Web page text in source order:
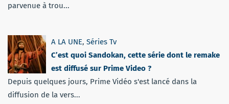
parvenue à trou...
A LA UNE, Séries Tv
C’est quoi Sandokan, cette série dont le remake
est diffusé sur Prime Video ?
Depuis quelques jours, Prime Vidéo s'est lancé dans la
diffusion de la vers...